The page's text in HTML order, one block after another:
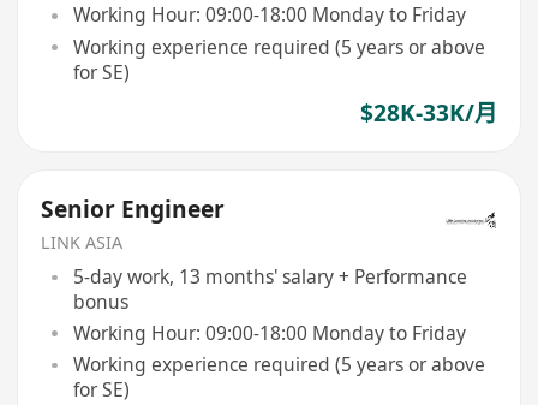
Working Hour: 09:00-18:00 Monday to Friday
Working experience required (5 years or above
for SE)
$28K-33K/月
Senior Engineer
LINK ASIA
5-day work, 13 months' salary + Performance
bonus
Working Hour: 09:00-18:00 Monday to Friday
Working experience required (5 years or above
for SE)